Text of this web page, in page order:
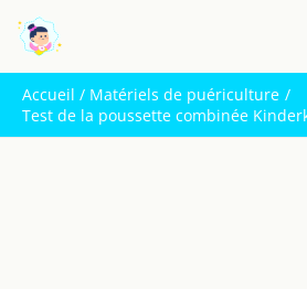
contenu
Accueil
Matériels de puériculture
Test de la poussette combinée
e
c
h
e